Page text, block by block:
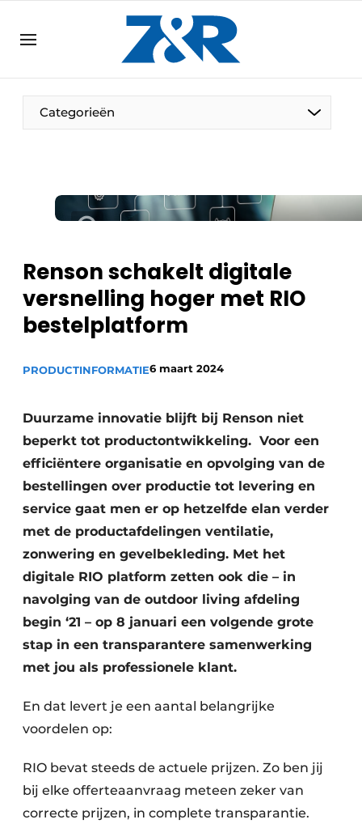
DE EN
NL
Categorieën
Renson schakelt digitale
versnelling hoger met RIO
bestelplatform
PRODUCTINFORMATIE6 maart 2024
Duurzame innovatie blijft bij Renson niet
beperkt tot productontwikkeling. Voor een
efficiëntere organisatie en opvolging van de
bestellingen over productie tot levering en
service gaat men er op hetzelfde elan verder
met de productafdelingen ventilatie,
zonwering en gevelbekleding. Met het
digitale RIO platform zetten ook die – in
navolging van de outdoor living afdeling
begin ‘21 – op 8 januari een volgende grote
stap in een transparantere samenwerking
met jou als professionele klant.
En dat levert je een aantal belangrijke
voordelen op:
RIO bevat steeds de actuele prijzen. Zo ben jij
bij elke offerteaanvraag meteen zeker van
correcte prijzen, in complete transparantie.